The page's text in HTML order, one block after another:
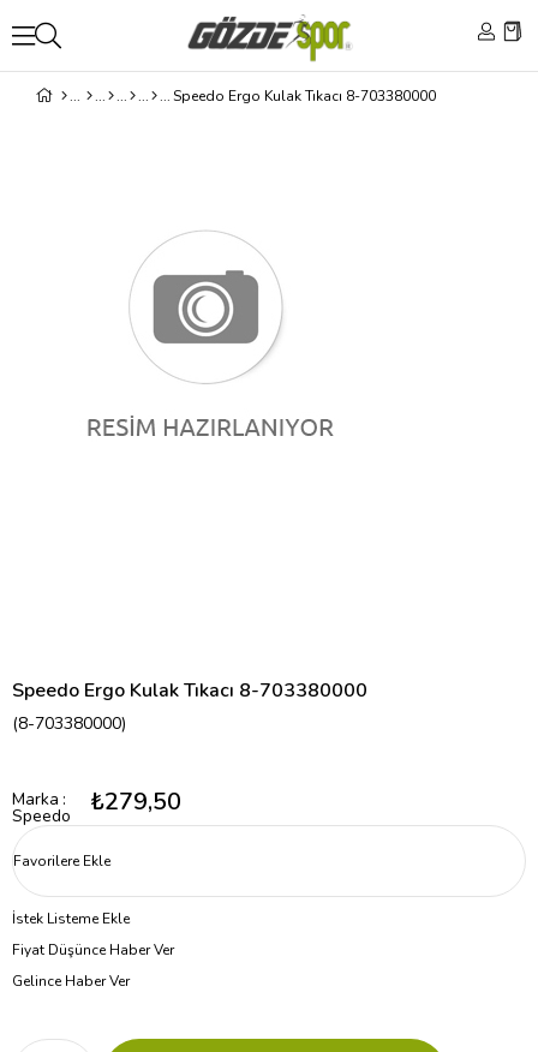
Speedo Ergo Kulak Tıkacı 8-703380000
Speedo Ergo Kulak Tıkacı 8-703380000
(8-703380000)
Marka :
Speedo ₺279,50
Favorilere Ekle
İstek Listeme Ekle
Fiyat Düşünce Haber Ver
Gelince Haber Ver